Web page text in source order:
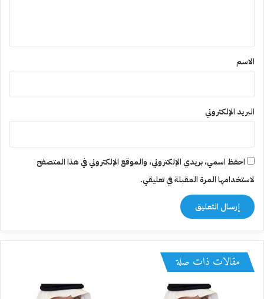
*
الاسم
البريد الإلكتروني
احفظ اسمي، بريدي الإلكتروني، والموقع الإلكتروني في هذا المتصفح
لاستخدامها المرة المقبلة في تعليقي.
مقالات ذات صلة